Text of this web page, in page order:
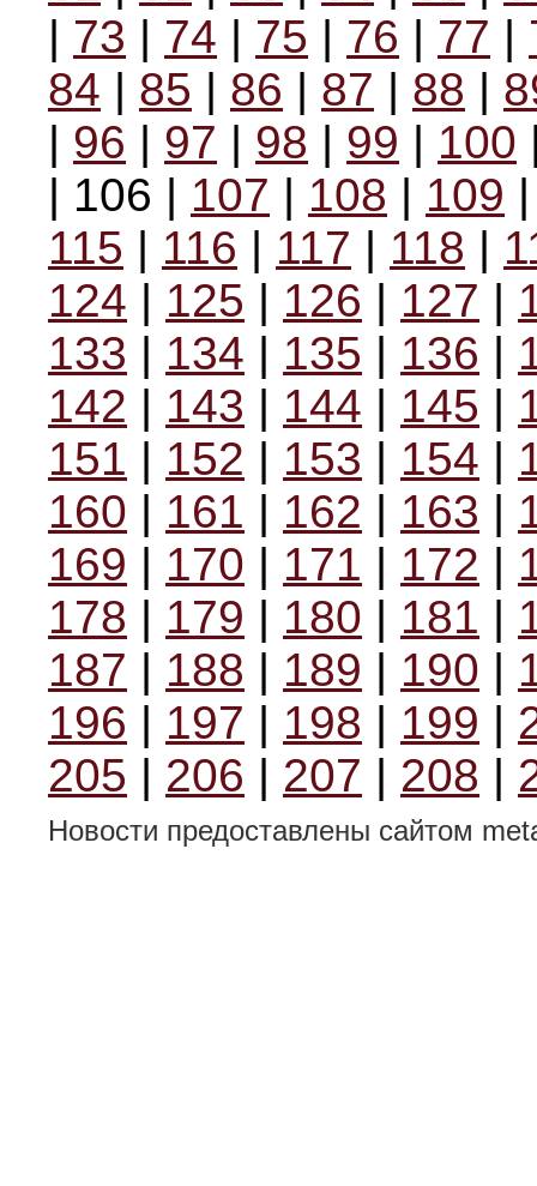
| 73 | 74 | 75 | 76 | 77 |
84 | 85 | 86 | 87 | 88 |
| 96 | 97 | 98 | 99 | 100
| 106 | 107 | 108 | 109
115 | 116 | 117 | 118 |
124 | 125 | 126 | 127 |
133 | 134 | 135 | 136 |
142 | 143 | 144 | 145 |
151 | 152 | 153 | 154 |
160 | 161 | 162 | 163 |
169 | 170 | 171 | 172 |
178 | 179 | 180 | 181 |
187 | 188 | 189 | 190 |
196 | 197 | 198 | 199 |
205 | 206 | 207 | 208 |
Новости предоставлены сайтом